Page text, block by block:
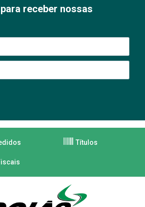
receber nossas
Títulos